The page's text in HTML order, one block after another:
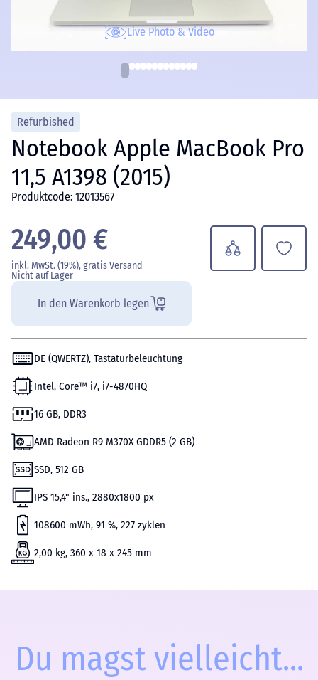
Live Photo & Video
Refurbished
Notebook Apple MacBook Pro
11,5 A1398 (2015)
Produktcode: 12013567
249,00 €
inkl. MwSt. (19%), gratis Versand
Nicht auf Lager
In den Warenkorb legen
DE (QWERTZ), Tastaturbeleuchtung
Intel, Core™ i7, i7-4870HQ
16 GB, DDR3
AMD Radeon R9 M370X GDDR5 (2 GB)
SSD, 512 GB
IPS 15,4" ins., 2880х1800 px
108600 mWh, 91 %, 227 zyklen
2,00 kg, 360 x 18 x 245 mm
Du magst vielleicht...